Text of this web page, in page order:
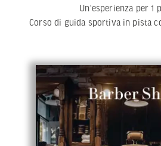
Un'esperienza per 1
Corso di guida sportiva in pista